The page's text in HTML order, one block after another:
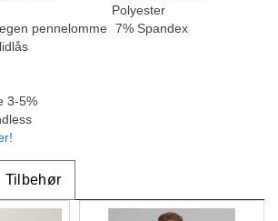
Polyester
pennelomme
7% Spandex
3-5%
Tilbehør